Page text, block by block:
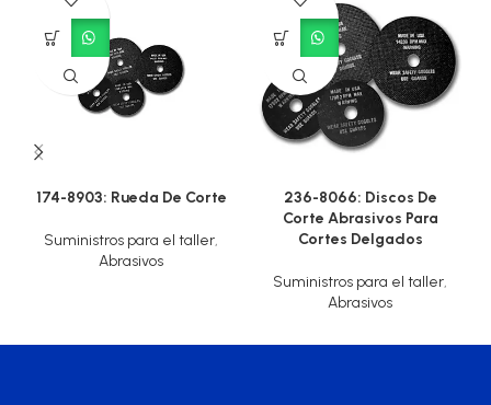
174-8903: Rueda De Corte
Suministros para el taller,
Abrasivos
236-8066: Discos De
Corte Abrasivos Para
Cortes Delgados
Suministros para el taller,
Abrasivos